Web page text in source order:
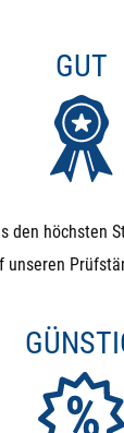
GUT
den höchsten
unseren